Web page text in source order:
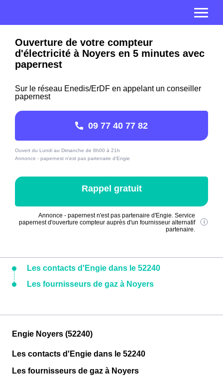
Ouverture de votre compteur
d'électricité à Noyers en 5 minutes avec
papernest
Sur le réseau Enedis/ErDF en appelant un conseiller
papernest
09 77 40 77 82
Ouvert du Lundi au Dimanche de 8h00 à 21h
Annonce - papernest n'est pas partenaire d'Engie
Rappel gratuit
Annonce - papernest n'est pas partenaire d'Engie. Service
papernest d'ouverture compteur auprès d'un fournisseur alternatif
partenaire.
Les contacts d'Engie dans le 52240
Les fournisseurs de gaz à Noyers
Engie Noyers (52240)
Les contacts d'Engie dans le 52240
Les fournisseurs de gaz à Noyers